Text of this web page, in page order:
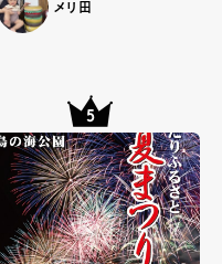
メリ田